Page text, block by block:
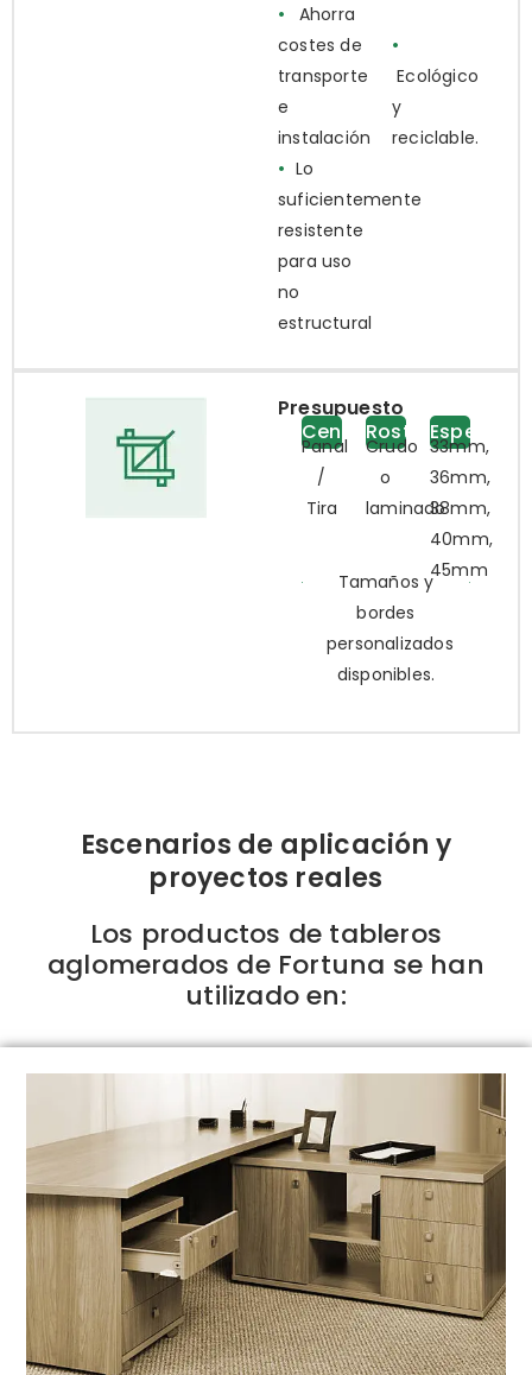
•
Ahorra
costes de
transporte
e
instalación
• Lo
suficientemente
resistente
para uso
no
estructural
•
Ecológico
y
reciclable.
Presupuesto
Centro
Panal
/
Tira
Rostro
Crudo
o
laminado
Espesor
33mm,
36mm,
38mm,
40mm,
45mm
Tamaños y
bordes
personalizados
disponibles.
Escenarios de aplicación y
proyectos reales
Los productos de tableros
aglomerados de Fortuna se han
utilizado en: